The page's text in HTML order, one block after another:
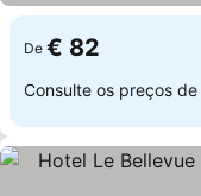
De € 82
Consulte os preços de